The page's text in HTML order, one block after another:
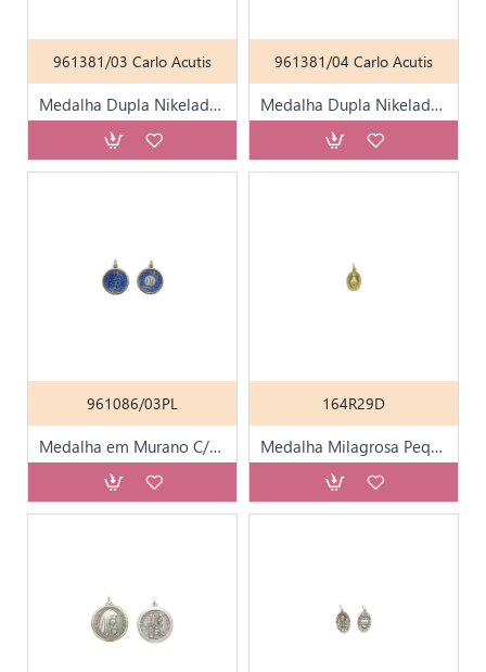
961381/03 Carlo Acutis
Medalha Dupla Nikelada e Resina Color. Div. Santos
961381/04 Carlo Acutis
Medalha Dupla Nikelada e Resina Color. Div. Santos
961086/03PL
Medalha em Murano C/ Ap. de Fátima (Sortido)
164R29D
Medalha Milagrosa Pequena Dourada